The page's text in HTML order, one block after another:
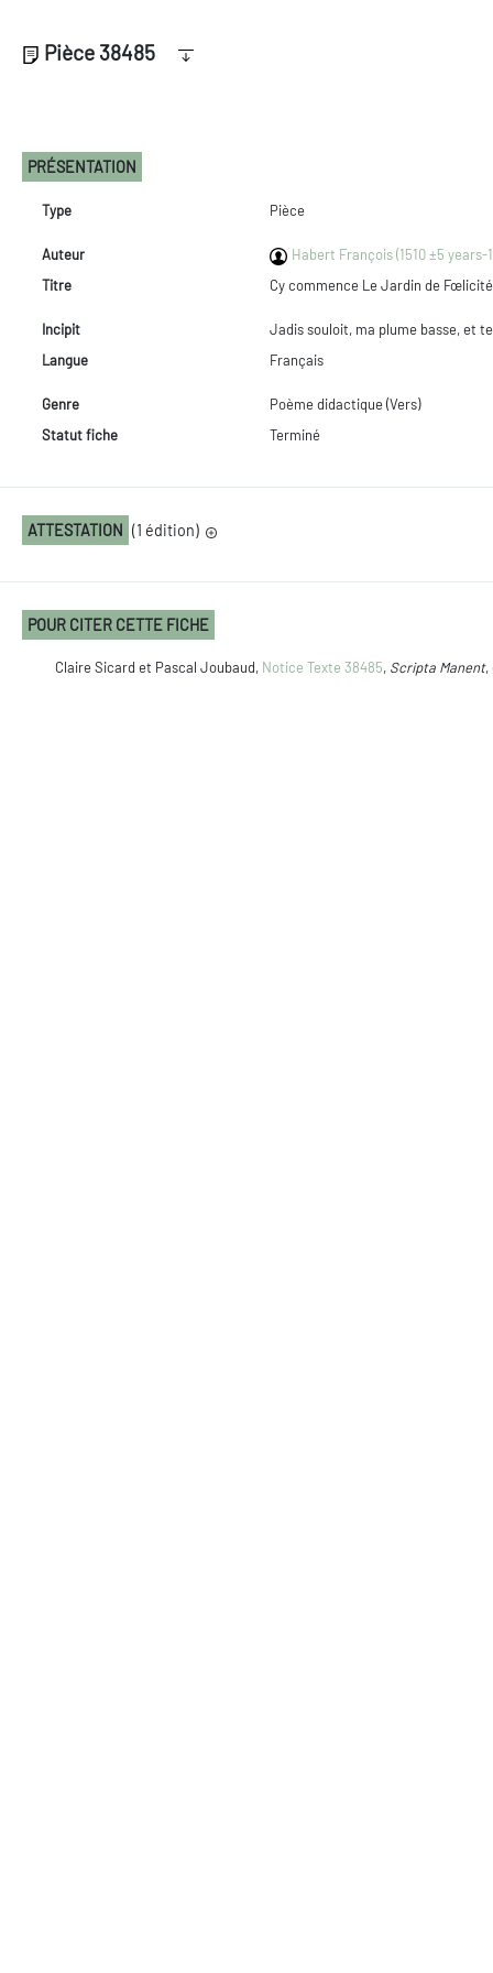
Pièce 38485
PRÉSENTATION
Type Pièce
Auteur
Habert François (1510 ±5 years-
Titre
Cy commence Le Jardin de
Incipit
Jadis souloit, ma plume basse, et
Langue
Français
Genre
Poème didactique (Vers)
Statut fiche
Terminé
ATTESTATION (1 édition)
POUR CITER CETTE FICHE
Claire Sicard et Pascal Joubaud, Notice Texte 38485, Scripta Manent,